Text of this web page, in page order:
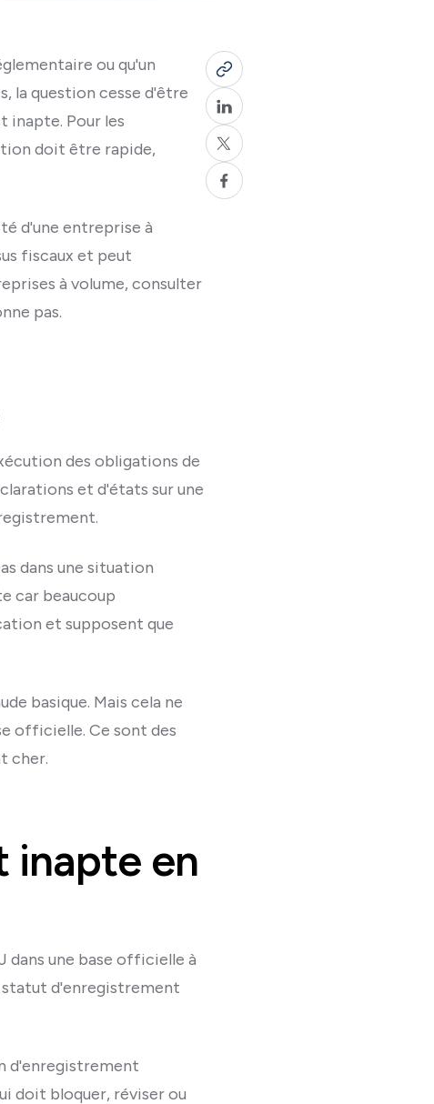
ou qu'un
la question cesse d'être
inapte. Pour les
doit être rapide,
d'une entreprise à
fiscaux et peut
à volume, consulter
pas.
des obligations de
et d'états sur une
dans une situation
car beaucoup
et supposent que
basique. Mais cela ne
officielle. Ce sont des
cher.
inapte en
une base officielle à
statut d'enregistrement
d'enregistrement
doit bloquer, réviser ou